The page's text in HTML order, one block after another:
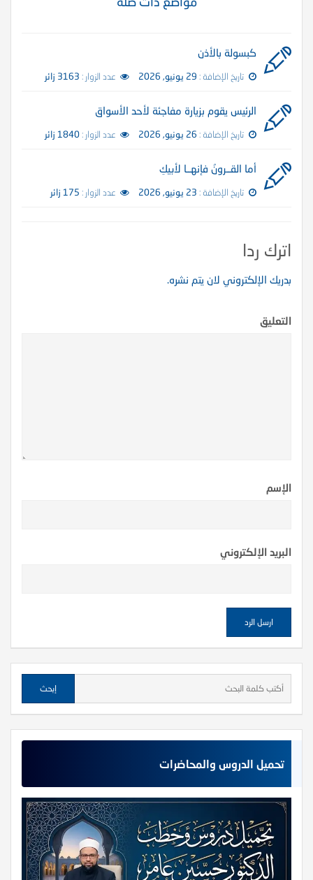
كبسولة بالأذن
تاريخ الإضافة : 29 يونيو, 2026 عدد الزوار : 3163 زائر
الرئيس يقوم بزيارة مفاجئة لأحد الأسواق
تاريخ الإضافة : 26 يونيو, 2026 عدد الزوار :1840 زائر
أما القــرونُ فإنهــا لأبيكِ
تاريخ الإضافة : 23 يونيو, 2026 عدد الزوار : 175 زائر
اترك ردا
بدريك الإلكتروني لان يتم نشره.
التعليق
الإسم
البريد الإلكتروني
تحميل الدروس والمحاضرات